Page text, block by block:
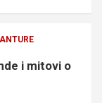
i mitovi o